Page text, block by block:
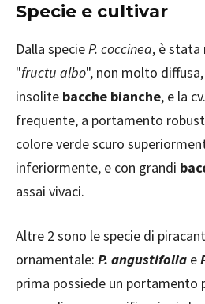
Specie e cultivar
Dalla specieP. coccinea, è stata
"fructu albo", non molto
insolite bacche bianche, e la
frequente, a portamento
colore verde scuro
inferiormente, e con grandi
assai vivaci.
Altre 2 sono le specie di
ornamentale: P. angustifolia e
prima possiede un portamento